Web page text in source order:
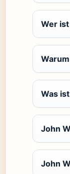
Wer
Was
John
John